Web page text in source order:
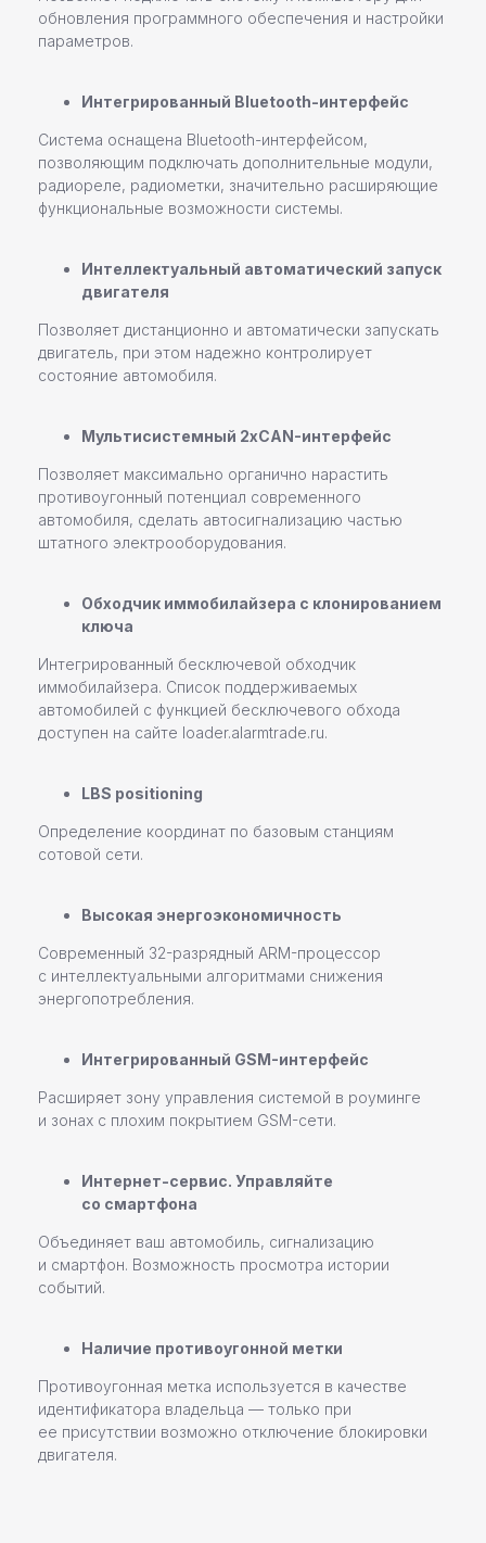
обновления программного обеспечения и настройки
параметров.
Интегрированный Bluetooth-интерфейс
Система оснащена Bluetooth-интерфейсом,
позволяющим подключать дополнительные модули,
радиореле, радиометки, значительно расширяющие
функциональные возможности системы.
Интеллектуальный автоматический запуск
двигателя
Позволяет дистанционно и автоматически запускать
двигатель, при этом надежно контролирует
состояние автомобиля.
Мультисистемный 2хCAN-интерфейс
Позволяет максимально органично нарастить
противоугонный потенциал современного
автомобиля, сделать автосигнализацию частью
штатного электрооборудования.
Обходчик иммобилайзера с клонированием
ключа
Интегрированный бесключевой обходчик
иммобилайзера. Список поддерживаемых
автомобилей с функцией бесключевого обхода
доступен на сайте loader.alarmtrade.ru.
LBS positioning
Определение координат по базовым станциям
сотовой сети.
Высокая энергоэкономичность
Современный 32-разрядный ARM-процессор
с интеллектуальными алгоритмами снижения
энергопотребления.
Интегрированный GSM-интерфейс
Расширяет зону управления системой в роуминге
и зонах с плохим покрытием GSM-сети.
Интернет-сервис. Управляйте
со смартфона
Объединяет ваш автомобиль, сигнализацию
и смартфон. Возможность просмотра истории
событий.
Наличие противоугонной метки
Противоугонная метка используется в качестве
идентификатора владельца — только при
ее присутствии возможно отключение блокировки
двигателя.
Даю согласие наобработку персональных данных
Остались вопросы или
Оставьте свои контактные данные,
в ближайшее время
Команда профессионалов Pandora
пн-пт 9:00—17:00
+7 (812) 493 46 90
info@pandora-volt.ru
Набережная Реки Волковки, д.7
Охранные системы Pandora
Хиты продаж
Зарядные станции Pandora
Настенные станции
новинка